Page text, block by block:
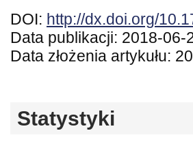
DOI: http://dx.doi.org/
Data publikacji: 2018-06-
Data złożenia artykułu:
Statystyki